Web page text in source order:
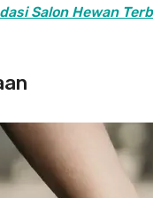
Salon Hewan